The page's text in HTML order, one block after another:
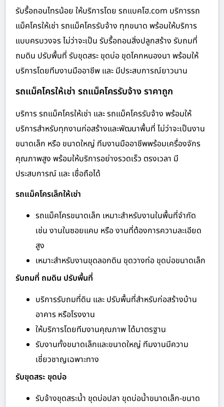
รับรื้อถอนไทรน้อย ให้บริการโดย รถแบคโฮ.com บริการรถ
แม็คโครให้เช่า รถแม็คโครรับจ้าง ทุกขนาด พร้อมให้บริการ
แบบครบวงจร ไม่ว่าจะเป็น รับรื้อถอนสิ่งปลูกสร้าง รับถมที่
ถมดิน ปรับพื้นที่ รับขุดสระ ขุดบ่อ ขุดโคกหนองนา พร้อมให้
บริการโดยทีมงานมืออาชีพ และ มีประสบการณ์ยาวนาน
รถแม็คโครให้เช่า รถแม็คโครรับจ้าง ราคาถูก
บริการ รถแม็คโครให้เช่า และ รถแม็คโครรับจ้าง พร้อมให้
บริการสำหรับทุกงานก่อสร้างและพัฒนาพื้นที่ ไม่ว่าจะเป็นงาน
ขนาดเล็ก หรือ ขนาดใหญ่ ทีมงานมืออาชีพพร้อมเครื่องจักร
คุณภาพสูง พร้อมให้บริการอย่างรวดเร็ว ตรงเวลา มี
ประสบการณ์ และ เชื่อถือได้
รถแม็คโครเล็กให้เช่า
รถแม็คโครขนาดเล็ก เหมาะสำหรับงานในพื้นที่จำกัด
เช่น งานในซอยแคบ หรือ งานที่ต้องการความละเอียด
สูง
เหมาะสำหรับงานขุดลอกดิน ขุดวางท่อ ขุดบ่อขนาดเล็ก
รับถมที่ ถมดิน ปรับพื้นที่
บริการรับถมที่ดิน และ ปรับพื้นที่สำหรับก่อสร้างบ้าน
อาคาร หรือโรงงาน
ให้บริการโดยทีมงานคุณภาพ ได้มาตรฐาน
รับงานทั้งขนาดเล็กและขนาดใหญ่ ทีมงานมีความ
เชี่ยวชาญเฉพาะทาง
รับขุดสระ ขุดบ่อ
รับจ้างขุดสระน้ำ ขุดบ่อปลา ขุดบ่อน้ำขนาดเล็ก-ขนาด